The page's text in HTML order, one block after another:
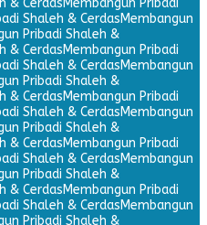
& CerdasMembangun Pribadi
Shaleh & CerdasMembangun
Pribadi Shaleh &
& CerdasMembangun Pribadi
Shaleh & CerdasMembangun
Pribadi Shaleh &
& CerdasMembangun Pribadi
Shaleh & CerdasMembangun
Pribadi Shaleh &
& CerdasMembangun Pribadi
Shaleh & CerdasMembangun
Pribadi Shaleh &
& CerdasMembangun Pribadi
Shaleh & CerdasMembangun
Pribadi Shaleh &